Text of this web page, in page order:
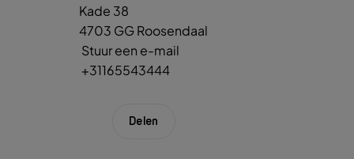
Wandelen
Eten & Drinken
Activiteiten
INTROosendaal
Kade 38
4703 GG Roosendaal
Stuur een e-mail
+31165543444
Delen